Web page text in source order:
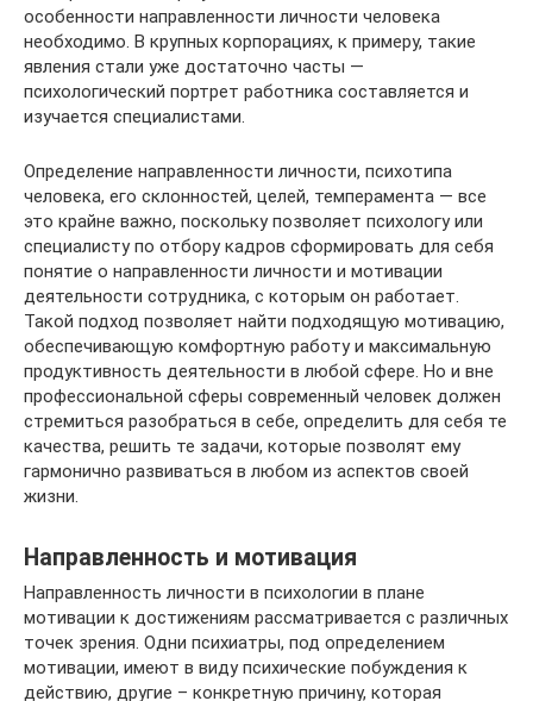
особенности направленности личности человека
необходимо. В крупных корпорациях, к примеру, такие
явления стали уже достаточно часты —
психологический портрет работника составляется и
изучается специалистами.
Определение направленности личности, психотипа
человека, его склонностей, целей, темперамента — все
это крайне важно, поскольку позволяет психологу или
специалисту по отбору кадров сформировать для себя
понятие о направленности личности и мотивации
деятельности сотрудника, с которым он работает.
Такой подход позволяет найти подходящую мотивацию,
обеспечивающую комфортную работу и максимальную
продуктивность деятельности в любой сфере. Но и вне
профессиональной сферы современный человек должен
стремиться разобраться в себе, определить для себя те
качества, решить те задачи, которые позволят ему
гармонично развиваться в любом из аспектов своей
жизни.
Направленность и мотивация
Направленность личности в психологии в плане
мотивации к достижениям рассматривается с различных
точек зрения. Одни психиатры, под определением
мотивации, имеют в виду психические побуждения к
действию, другие – конкретную причину, которая